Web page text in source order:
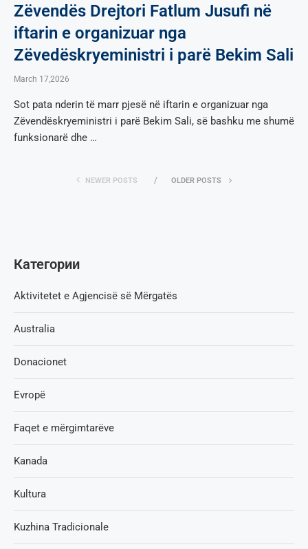
Zëvendës Drejtori Fatlum Jusufi në
iftarin e organizuar nga
Zëvedëskryeministri i parë Bekim Sali
March 17,2026
Sot pata nderin të marr pjesë në iftarin e organizuar nga
Zëvendëskryeministri i parë Bekim Sali, së bashku me shumë
funksionarë dhe …
NEWER POSTS OLDER POSTS
Категории
Aktivitetet e Agjencisë së Мërgatës
Australia
Donacionet
Evropë
Faqet e mërgimtarëve
Kanada
Kultura
Kuzhina Tradicionale